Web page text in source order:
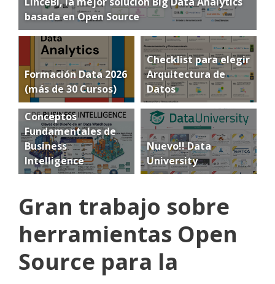
basada en Open Source
Formación Data 2026
(más de 30 Cursos)
Checklist para elegir
Arquitectura de
Datos
Conceptos
Fundamentales de
Business
Intelligence
Nuevo!! Data
University
Gran trabajo sobre
herramientas Open
Source para la